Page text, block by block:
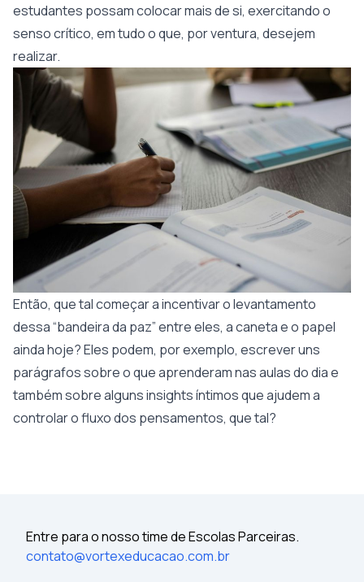
estudantes possam colocar mais de si, exercitando o
senso crítico, em tudo o que, por ventura, desejem
realizar.
Então, que tal começar a incentivar o levantamento
dessa “bandeira da paz” entre eles, a caneta e o papel
ainda hoje? Eles podem, por exemplo, escrever uns
parágrafos sobre o que aprenderam nas aulas do dia e
também sobre alguns insights íntimos que ajudem a
controlar o fluxo dos pensamentos, que tal?
Entre para o nosso time de Escolas Parceiras.
contato@vortexeducacao.com.br